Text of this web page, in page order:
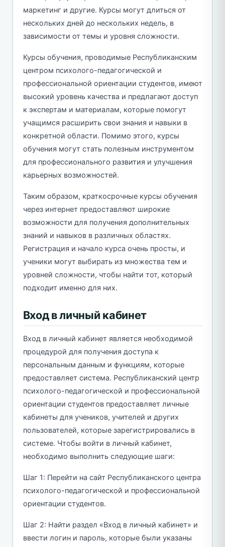
маркетинг и другие. Курсы могут длиться от
нескольких дней до нескольких недель, в
зависимости от темы и уровня сложности.
Курсы обучения, проводимые Республиканским
центром психолого-педагогической и
профессиональной ориентации студентов, имеют
высокий уровень качества и предлагают доступ
к экспертам и материалам, которые помогут
учащимся расширить свои знания и навыки в
конкретной области. Помимо этого, курсы
обучения могут стать полезным инструментом
для профессионального развития и улучшения
карьерных возможностей.
Таким образом, краткосрочные курсы обучения
через интернет предоставляют широкие
возможности для получения дополнительных
знаний и навыков в различных областях.
Регистрация и начало курса очень просты, и
ученики могут выбирать из множества тем и
уровней сложности, чтобы найти тот, который
подходит именно для них.
Вход в личный кабинет
Вход в личный кабинет является необходимой
процедурой для получения доступа к
персональным данным и функциям, которые
предоставляет система. Республиканский центр
психолого-педагогической и профессиональной
ориентации студентов предоставляет личные
кабинеты для учеников, учителей и других
пользователей, которые зарегистрировались в
системе. Чтобы войти в личный кабинет,
необходимо выполнить следующие шаги:
Шаг 1: Перейти на сайт Республиканского центра
психолого-педагогической и профессиональной
ориентации студентов.
Шаг 2: Найти раздел «Вход в личный кабинет» и
ввести логин и пароль, которые были указаны